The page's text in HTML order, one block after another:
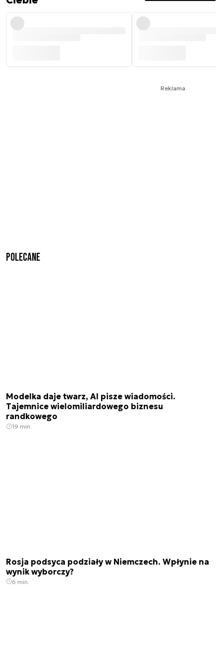
Reklama
Polecane
Modelka daje twarz, AI pisze wiadomości.
Tajemnice wielomiliardowego biznesu
randkowego
19 min.
Rosja podsyca podziały w Niemczech. Wpłynie na
wynik wyborczy?
6 min.